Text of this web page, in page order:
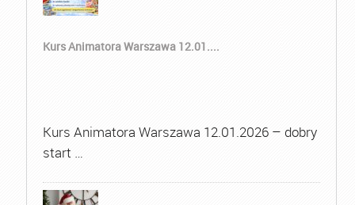
Kurs Animatora Warszawa 12.01....
Kurs Animatora Warszawa 12.01.2026 – dobry
start …